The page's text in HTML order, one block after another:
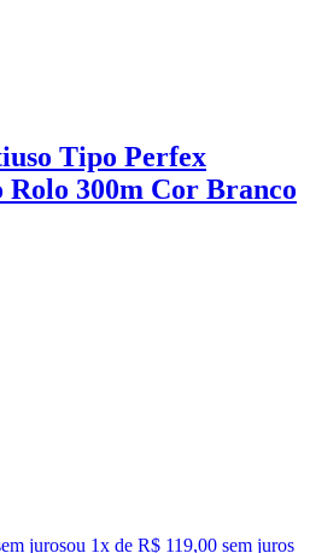
Tipo Perfex
300m Cor Branco
jurosou 1x de R$ 119,00 sem juros